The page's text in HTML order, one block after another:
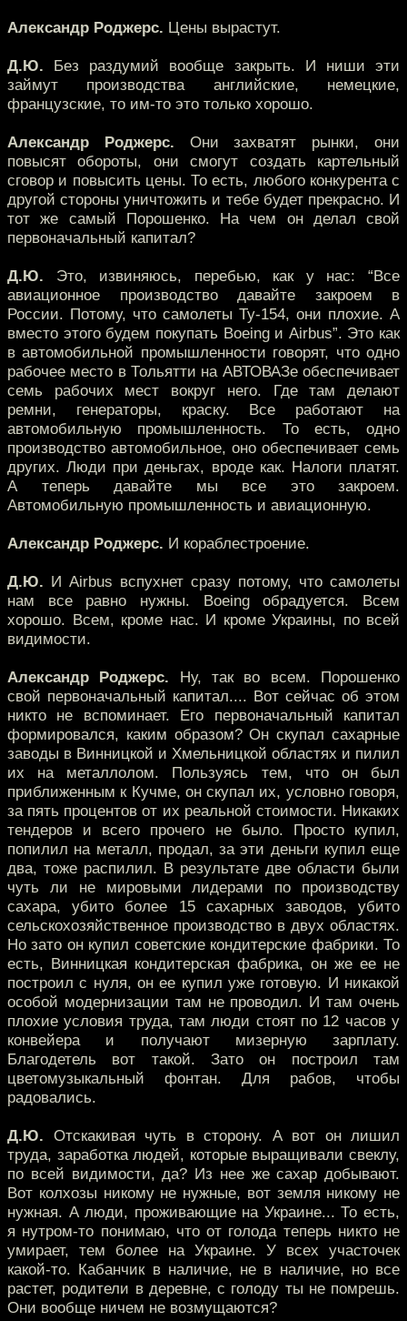
Александр Роджерс. Цены вырастут.
Д.Ю. Без раздумий вообще закрыть. И ниши эти
займут производства английские, немецкие,
французские, то им-то это только хорошо.
Александр Роджерс. Они захватят рынки, они
повысят обороты, они смогут создать картельный
сговор и повысить цены. То есть, любого конкурента с
другой стороны уничтожить и тебе будет прекрасно. И
тот же самый Порошенко. На чем он делал свой
первоначальный капитал?
Д.Ю. Это, извиняюсь, перебью, как у нас: “Все
авиационное производство давайте закроем в
России. Потому, что самолеты Ту-154, они плохие. А
вместо этого будем покупать Boeing и Airbus”. Это как
в автомобильной промышленности говорят, что одно
рабочее место в Тольятти на АВТОВАЗе обеспечивает
семь рабочих мест вокруг него. Где там делают
ремни, генераторы, краску. Все работают на
автомобильную промышленность. То есть, одно
производство автомобильное, оно обеспечивает семь
других. Люди при деньгах, вроде как. Налоги платят.
А теперь давайте мы все это закроем.
Автомобильную промышленность и авиационную.
Александр Роджерс. И кораблестроение.
Д.Ю. И Airbus вспухнет сразу потому, что самолеты
нам все равно нужны. Boeing обрадуется. Всем
хорошо. Всем, кроме нас. И кроме Украины, по всей
видимости.
Александр Роджерс. Ну, так во всем. Порошенко
свой первоначальный капитал.... Вот сейчас об этом
никто не вспоминает. Его первоначальный капитал
формировался, каким образом? Он скупал сахарные
заводы в Винницкой и Хмельницкой областях и пилил
их на металлолом. Пользуясь тем, что он был
приближенным к Кучме, он скупал их, условно говоря,
за пять процентов от их реальной стоимости. Никаких
тендеров и всего прочего не было. Просто купил,
попилил на металл, продал, за эти деньги купил еще
два, тоже распилил. В результате две области были
чуть ли не мировыми лидерами по производству
сахара, убито более 15 сахарных заводов, убито
сельскохозяйственное производство в двух областях.
Но зато он купил советские кондитерские фабрики. То
есть, Винницкая кондитерская фабрика, он же ее не
построил с нуля, он ее купил уже готовую. И никакой
особой модернизации там не проводил. И там очень
плохие условия труда, там люди стоят по 12 часов у
конвейера и получают мизерную зарплату.
Благодетель вот такой. Зато он построил там
цветомузыкальный фонтан. Для рабов, чтобы
радовались.
Д.Ю. Отскакивая чуть в сторону. А вот он лишил
труда, заработка людей, которые выращивали свеклу,
по всей видимости, да? Из нее же сахар добывают.
Вот колхозы никому не нужные, вот земля никому не
нужная. А люди, проживающие на Украине... То есть,
я нутром-то понимаю, что от голода теперь никто не
умирает, тем более на Украине. У всех участочек
какой-то. Кабанчик в наличие, не в наличие, но все
растет, родители в деревне, с голоду ты не помрешь.
Они вообще ничем не возмущаются?